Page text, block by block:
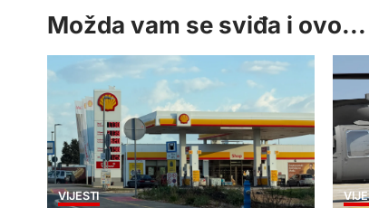
Možda vam se sviđa i ovo...
VIJESTI